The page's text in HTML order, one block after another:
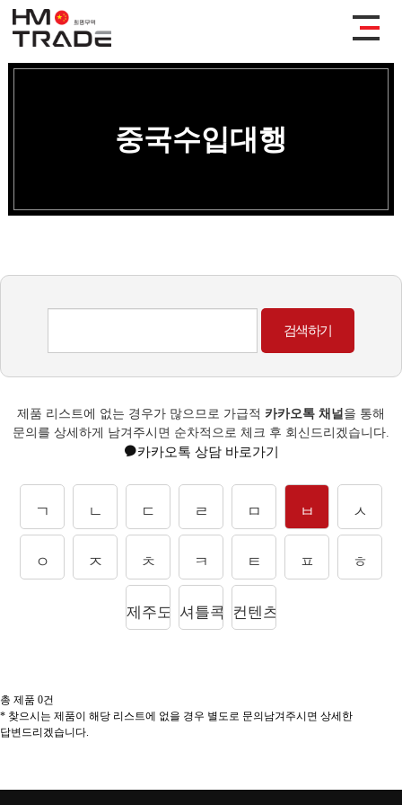
중국수입대행
제품 리스트에 없는 경우가 많으므로 가급적 카카오톡 채널 을 통해
문의를 상세하게 남겨주시면 순차적으로 체크 후 회신드리겠습니다.
카카오톡 상담 바로가기
ㄱ ㄴ ㄷ ㄹ ㅁ ㅂ ㅅ
ㅇ ㅈ ㅊ ㅋ ㅌ ㅍ ㅎ
제주도상품셔틀콕 컨텐츠
총 제품 0건
* 찾으시는 제품이 해당 리스트에 없을 경우 별도로 문의남겨주시면 상세한
답변드리겠습니다.